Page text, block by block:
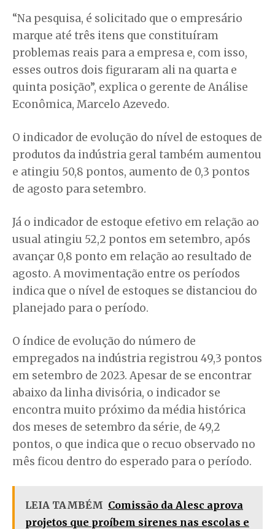
“Na pesquisa, é solicitado que o empresário
marque até três itens que constituíram
problemas reais para a empresa e, com isso,
esses outros dois figuraram ali na quarta e
quinta posição”, explica o gerente de Análise
Econômica, Marcelo Azevedo.
O indicador de evolução do nível de estoques de
produtos da indústria geral também aumentou
e atingiu 50,8 pontos, aumento de 0,3 pontos
de agosto para setembro.
Já o indicador de estoque efetivo em relação ao
usual atingiu 52,2 pontos em setembro, após
avançar 0,8 ponto em relação ao resultado de
agosto. A movimentação entre os períodos
indica que o nível de estoques se distanciou do
planejado para o período.
O índice de evolução do número de
empregados na indústria registrou 49,3 pontos
em setembro de 2023. Apesar de se encontrar
abaixo da linha divisória, o indicador se
encontra muito próximo da média histórica
dos meses de setembro da série, de 49,2
pontos, o que indica que o recuo observado no
mês ficou dentro do esperado para o período.
LEIA TAMBÉM Comissão da Alesc aprova
projetos que proíbem sirenes nas escolas e